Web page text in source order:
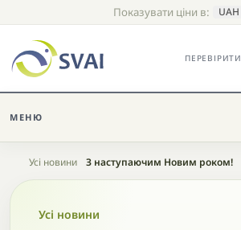
Показувати ціни в: UAH
ПЕРЕВІРИТИ
МЕНЮ
Головна
Усі новини З наступаючим Новим роком!
Усі новини